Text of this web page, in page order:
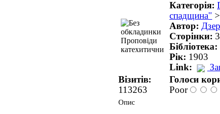
Категорія:
спадщина"
Автор:
Сторінки:
Бібліотека:
Рік: 1903
Link:
Візитів:
113263
Голоси
Poor
Опис